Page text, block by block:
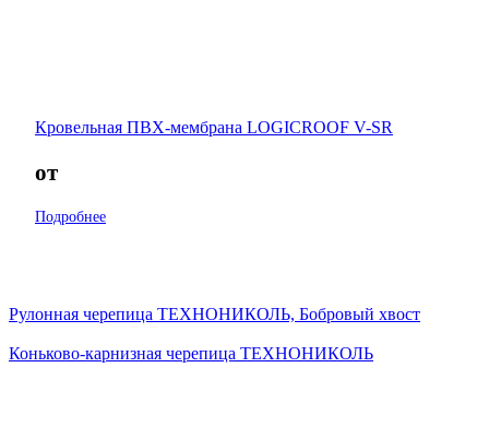
Кровельная ПВХ-мембрана LOGICROOF V-SR
от
Подробнее
Рулонная черепица ТЕХНОНИКОЛЬ, Бобровый хвост
Коньково-карнизная черепица ТЕХНОНИКОЛЬ